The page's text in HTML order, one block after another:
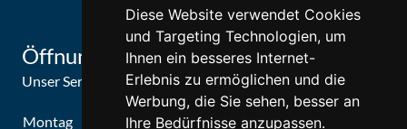
Diese Website verwendet Cookies
und Targeting Technologien, um
Ihnen ein besseres Internet-
Erlebnis zu ermöglichen und die
Werbung, die Sie sehen, besser an
Ihre Bedürfnisse anzupassen.
Öffnungszeiten
Unser Service-Center ist zu folgenden Zeiten geöffnet
Montag 09:30 Uhr - 15:30 Uhr